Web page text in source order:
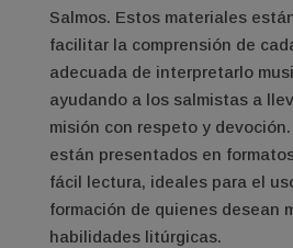
Salmos. Estos materiales
facilitar la comprensión de
adecuada de interpretarlo
ayudando a los salmistas a
misión con respeto y
están presentados en
fácil lectura, ideales para el
formación de quienes desean
habilidades litúrgicas.